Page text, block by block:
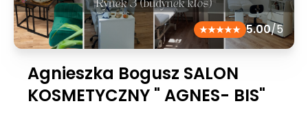
5.00/5
Agnieszka Bogusz SALON
KOSMETYCZNY " AGNES- BIS"